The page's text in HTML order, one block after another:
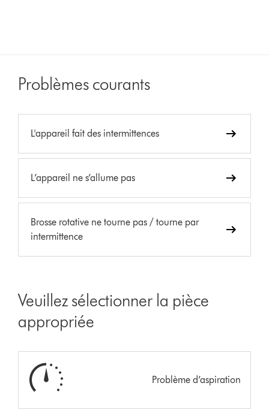
Problèmes courants
L'appareil fait des intermittences
L’appareil ne s’allume pas
Brosse rotative ne tourne pas / tourne par
intermittence
Veuillez sélectionner la pièce
appropriée
Problème d’aspiration